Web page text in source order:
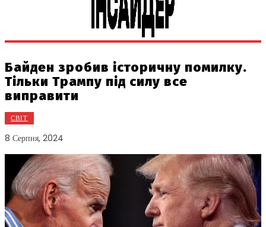
Байден зробив історичну помилку.
Тільки Трампу під силу все
виправити
СВІТ
8 Серпня, 2024